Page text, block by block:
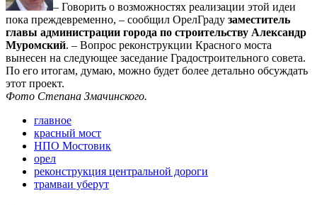
– Говорить о возможностях реализации этой идеи
пока преждевременно, – сообщил ОрелГраду заместитель
главы администрации города по строительству Александр
Муромский. – Вопрос реконструкции Красного моста
вынесен на следующее заседание Градостроительного совета.
По его итогам, думаю, можно будет более детально обсуждать
этот проект.
Фото Степана Змачинского.
главное
красный мост
НПО Мостовик
орел
реконструкция центральной дороги
трамваи уберут